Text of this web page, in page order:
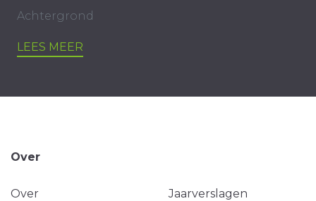
Achtergrond
LEES MEER
Over
Over Jaarverslagen